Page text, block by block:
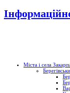
Міста і села